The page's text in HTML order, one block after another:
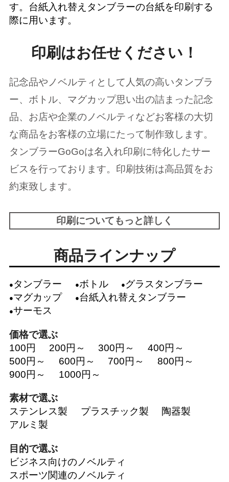
す。台紙入れ替えタンブラーの台紙を印刷する
際に用います。
印刷はお任せください！
記念品やノベルティとして人気の高いタンブラ
ー、ボトル、マグカップ思い出の詰まった記念
品、お店や企業のノベルティなどお客様の大切
な商品をお客様の立場にたって制作致します。
タンブラーGoGoは名入れ印刷に特化したサー
ビスを行っております。印刷技術は高品質をお
約束致します。
印刷についてもっと詳しく
商品ラインナップ
タンブラー ボトル
グラスタンブラー
マグカップ
台紙入れ替えタンブラー
サーモス
価格で選ぶ
100円
200円～ 300円～
400円～
500円～
600円～ 700円～
800円～
900円～
1000円～
素材で選ぶ
ステンレス製
プラスチック製
陶器製
アルミ製
目的で選ぶ
ビジネス向けのノベルティ
スポーツ関連のノベルティ